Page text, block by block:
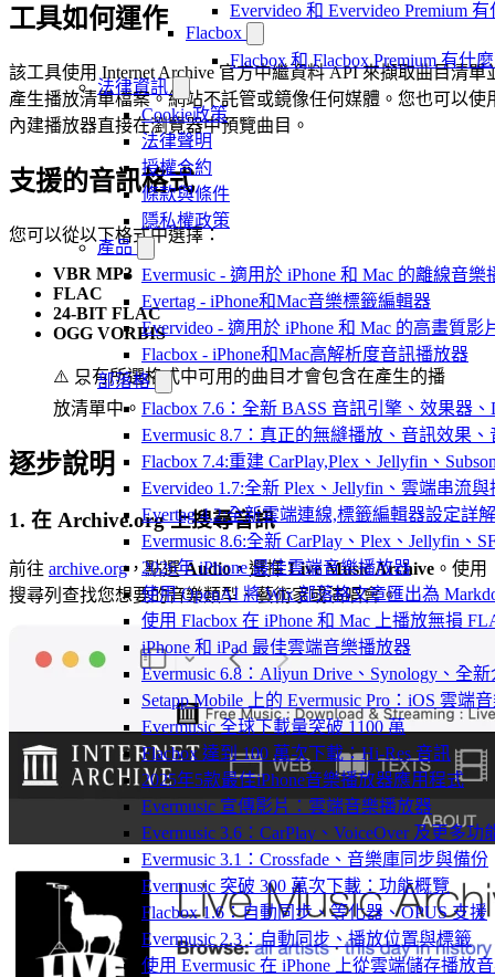
Evervideo 和 Evervideo Premium
Flacbox
Flacbox 和 Flacbox Premium 有什
法律資訊
Cookie政策
法律聲明
授權合約
條款與條件
隱私權政策
產品
Evermusic - 適用於 iPhone 和 Mac 的離線音樂
Evertag - iPhone和Mac音樂標籤編輯器
Evervideo - 適用於 iPhone 和 Mac 的高畫質影
Flacbox - iPhone和Mac高解析度音訊播放器
部落格
Flacbox 7.6：全新 BASS 音訊引擎、效果器
Evermusic 8.7：真正的無縫播放、音訊效果
Flacbox 7.4:重建 CarPlay,Plex、Jellyfin、
Evervideo 1.7:全新 Plex、Jellyfin、雲端串流
Evertag 4.2:全新雲端連線,標籤編輯器設定詳解
Evermusic 8.6:全新 CarPlay、Plex、Jellyfin、
2026年 iPhone 最佳雲端音樂播放器
使用 OpenAI 將 Wix 部落格文章匯出為
使用 Flacbox 在 iPhone 和 Mac 上播放無損
iPhone 和 iPad 最佳雲端音樂播放器
Evermusic 6.8：Aliyun Drive、Synology、全
Setapp Mobile 上的 Evermusic Pro：iOS 雲端
Evermusic 全球下載量突破 1100 萬
Flacbox 達到 100 萬次下載：Hi-Res 音訊
2025年5款最佳iPhone音樂播放器應用程式
Evermusic 宣傳影片：雲端音樂播放器
Evermusic 3.6：CarPlay、VoiceOver 及更多功
Evermusic 3.1：Crossfade、音樂庫同步與備份
Evermusic 突破 300 萬次下載：功能概覽
Flacbox 1.6：自動同步、等化器、OPUS 支援
Evermusic 2.3：自動同步、播放位置與標籤
使用 Evermusic 在 iPhone 上從雲端儲存播放
工具如何運作
該工具使用 Internet Archive 官方中繼資料 API 來擷取曲目清單
產生播放清單檔案。網站不託管或鏡像任何媒體。您也可以使
內建播放器直接在瀏覽器中預覽曲目。
支援的音訊格式
您可以從以下格式中選擇：
VBR MP3
FLAC
24-BIT FLAC
OGG VORBIS
⚠️ 只有所選格式中可用的曲目才會包含在產生的播
放清單中。
逐步說明
1. 在 Archive.org 上搜尋音訊
前往 archive.org，點選Audio，選擇Live Music Archive 。使用
搜尋列查找您想要的音樂類型、藝術家或演唱會。